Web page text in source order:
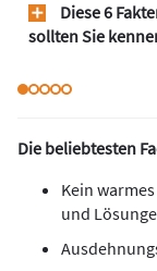
Diese 6
sollten Sie
Die beliebtesten
Kein
und